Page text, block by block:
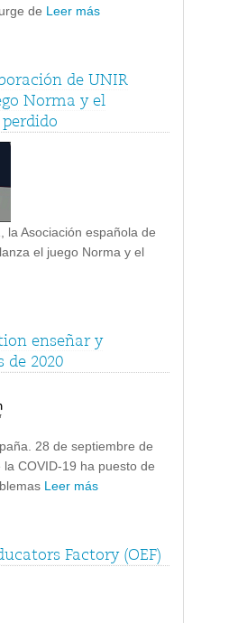
de Leer más
de UNIR
Norma y el
la Asociación española de
el juego Norma y el
enseñar y
de 2020
28 de septiembre de
COVID-19 ha puesto de
Leer más
Factory (OEF)